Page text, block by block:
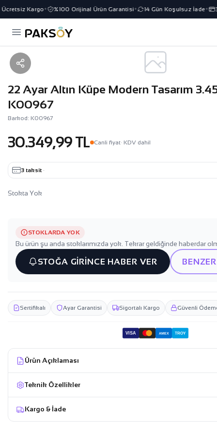
Kargo✦ %100 Orijinal Ürün Garantisi ✦ 14 Gün Koşulsuz İade✦ 3
22 Ayar Altın Küpe Modern Tasarım
K00967
Barkod: K00967
30.349,99 TL Canli fiyat· KDV dahil
3 taksit ·
Stokta Yok
STOKLARDA YOK
Bu ürün şu anda stoklarımızda yok. Tekrar geldiğinde haberdar
STOĞA GİRİNCE HABER VER
Sertifikalı Ayar Garantisi Sigortalı Kargo Güvenli
VISA AMEX TROY
Ürün Açıklaması
Teknik Özellikler
Kargo & İade